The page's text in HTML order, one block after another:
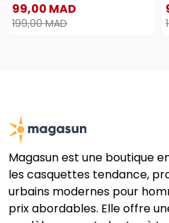
99,00 MAD
199,00 MAD
Magasun est une boutique
les casquettes tendance,
urbains modernes pour
prix abordables. Elle offre